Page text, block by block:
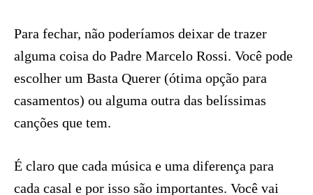
Para fechar, não poderíamos deixar de trazer
alguma coisa do Padre Marcelo Rossi. Você pode
escolher um Basta Querer (ótima opção para
casamentos) ou alguma outra das belíssimas
canções que tem.
É claro que cada música e uma diferença para
cada casal e por isso são importantes. Você vai